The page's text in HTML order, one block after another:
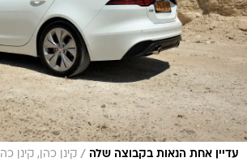
עדיין אחת הנאות בקבוצה שלה / קינן כהן, קינן כהן